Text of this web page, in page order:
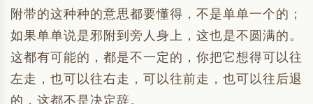
附带的这种种的意思都要懂得，不是单单一个的；
如果单单说是邪附到旁人身上，这也是不圆满的。
这都有可能的，都是不一定的，你把它想得可以往
左走，也可以往右走，可以往前走，也可以往后退
的，这都不是决定辞。